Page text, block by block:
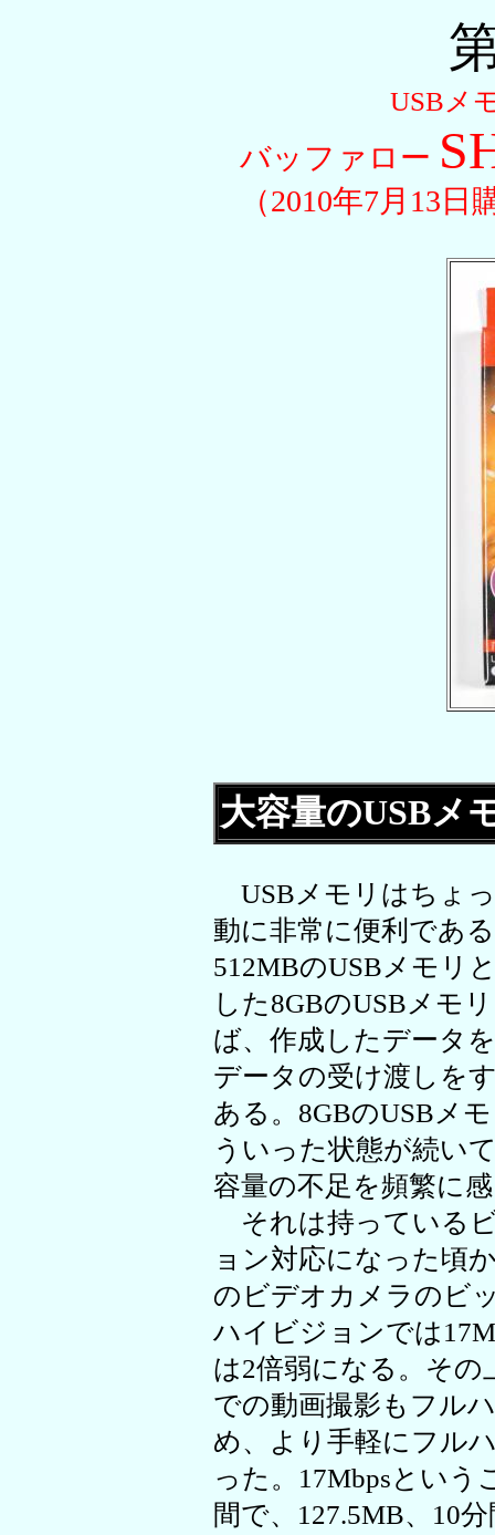
USBメ
バッファロー
（2010年7月13
大容量のUSBメ
USBメモリはちょ
動に非常に便利であ
512MBのUSBメモリ
した8GBのUSBメモ
ば、作成したデータ
データの受け渡しを
ある。8GBのUSBメ
ういった状態が続い
容量の不足を頻繁に
それは持っている
ョン対応になった頃
のビデオカメラのビ
ハイビジョンでは
は2倍弱になる。そ
での動画撮影もフル
め、より手軽にフル
った。17Mbpsという
間で、127.5MB、10